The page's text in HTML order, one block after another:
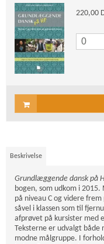
220,00
Beskrivelse
Grundlæggende dansk på
bogen, som udkom i
på niveau C og videre
såvel i klassen som til
afprøvet på kursister med
Teksterne er udvalgt både
modne målgruppe. I